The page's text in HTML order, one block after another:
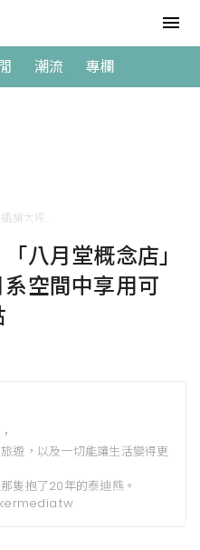
潮流 專欄
八月堂概念店」
空間中享用可
遊，以及一切能讓生活變得更
隻抱了20年的泰迪熊。